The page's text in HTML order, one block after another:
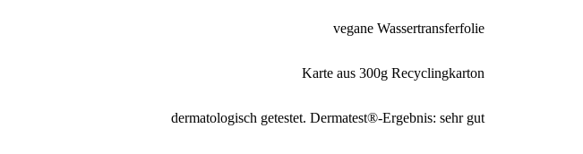
vegane Wassertransferfolie
Karte aus 300g Recyclingkarton
dermatologisch getestet. Dermatest®-Ergebnis: sehr gut